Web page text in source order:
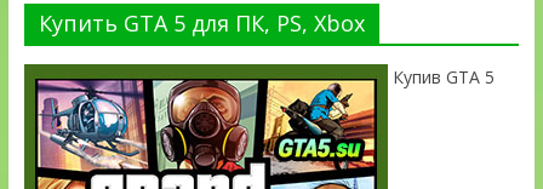
Купить GTA 5 для ПК, PS, Xbox
Купив GTA 5